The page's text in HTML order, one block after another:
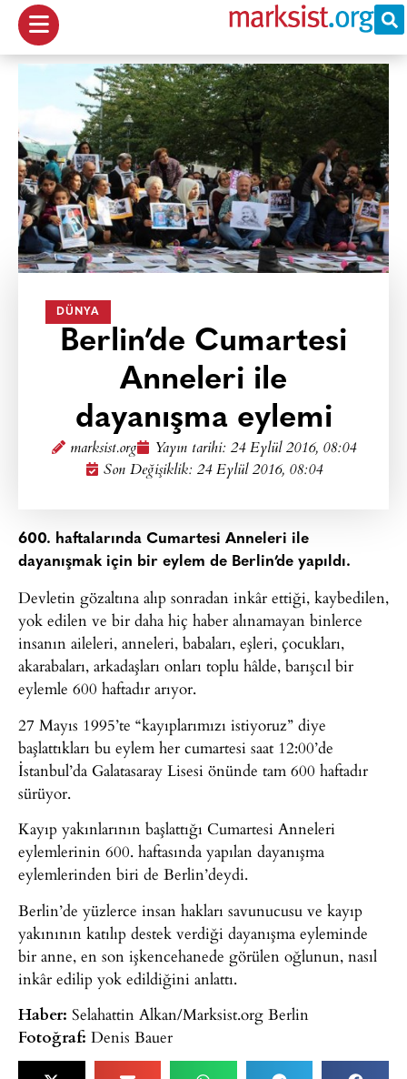
DÜNYA
Berlin’de Cumartesi
Anneleri ile
dayanışma eylemi
marksist.org Yayın tarihi: 24 Eylül 2016, 08:04
Son Değişiklik: 24 Eylül 2016, 08:04
600. haftalarında Cumartesi Anneleri ile
dayanışmak için bir eylem de Berlin’de yapıldı.
Devletin gözaltına alıp sonradan inkâr ettiği, kaybedilen,
yok edilen ve bir daha hiç haber alınamayan binlerce
insanın aileleri, anneleri, babaları, eşleri, çocukları,
akarabaları, arkadaşları onları toplu hâlde, barışcıl bir
eylemle 600 haftadır arıyor.
27 Mayıs 1995’te “kayıplarımızı istiyoruz” diye
başlattıkları bu eylem her cumartesi saat 12:00’de
İstanbul’da Galatasaray Lisesi önünde tam 600 haftadır
sürüyor.
Kayıp yakınlarının başlattığı Cumartesi Anneleri
eylemlerinin 600. haftasında yapılan dayanışma
eylemlerinden biri de Berlin’deydi.
Berlin’de yüzlerce insan hakları savunucusu ve kayıp
yakınının katılıp destek verdiği dayanışma eyleminde
bir anne, en son işkencehanede görülen oğlunun, nasıl
inkâr edilip yok edildiğini anlattı.
Haber: Selahattin Alkan/Marksist.org Berlin
Fotoğraf: Denis Bauer